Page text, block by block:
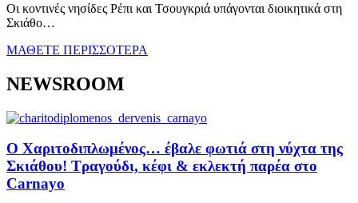
Οι κοντινές νησίδες Ρέπι και Τσουγκριά υπάγονται διοικητικά στη
Σκιάθο…
ΜΑΘΕΤΕ ΠΕΡΙΣΣΟΤΕΡΑ
NEWSROOM
Ο Χαριτοδιπλωμένος… έβαλε φωτιά στη νύχτα της
Σκιάθου! Τραγούδι, κέφι & εκλεκτή παρέα στο
Carnayo